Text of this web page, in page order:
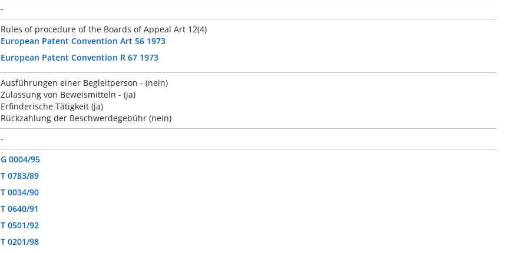
-
Rules of procedure of the Boards of Appeal Art 12(4)
European Patent Convention Art 56 1973
European Patent Convention R 67 1973
Ausführungen einer Begleitperson - (nein)
Zulassung von Beweismitteln - (ja)
Erfinderische Tätigkeit (ja)
Rückzahlung der Beschwerdegebühr (nein)
-
G 0004/95
T 0783/89
T 0034/90
T 0640/91
T 0501/92
T 0201/98